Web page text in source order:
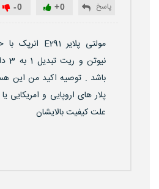
پاسخ
0
+
0
-
باشد . توصیه اکید من این
پلار های اروپایی و امریکایی
علت کیفیت بالایشان